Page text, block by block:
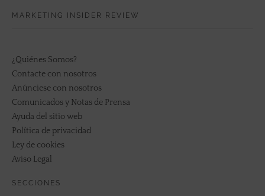
MARKETING INSIDER REVIEW
¿Quiénes Somos?
Contacte con nosotros
Anúnciese con nosotros
Comunicados y Notas de Prensa
Ayuda del sitio web
Política de privacidad
Ley de cookies
Aviso Legal
SECCIONES